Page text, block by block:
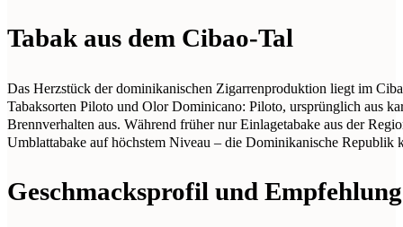
Tabak aus dem Cibao-Tal
Das Herzstück der dominikanischen Zigarrenproduktion liegt im
Tabaksorten Piloto und Olor Dominicano: Piloto, ursprünglich aus
Brennverhalten aus. Während früher nur Einlagetabake aus der
Umblattabake auf höchstem Niveau – die Dominikanische Republik
Geschmacksprofil und